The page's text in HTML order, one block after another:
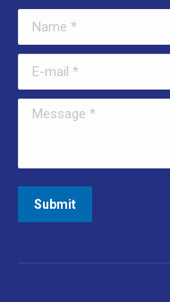
Name *
E-mail *
Message *
Submit